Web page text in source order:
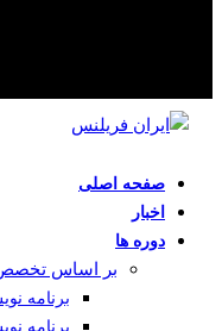
صفحه اصلی
اخبار
دوره ها
بر اساس
برنامه
برنامه